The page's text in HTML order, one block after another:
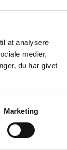
at analysere
medier,
du har givet
Marketing